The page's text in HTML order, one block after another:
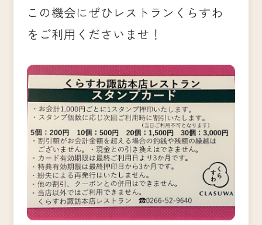
この機会にぜひレストランくらすわ
をご利用くださいませ！